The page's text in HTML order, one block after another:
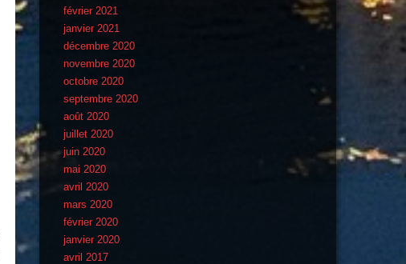
février 2021
janvier 2021
décembre 2020
novembre 2020
octobre 2020
septembre 2020
août 2020
juillet 2020
juin 2020
mai 2020
avril 2020
mars 2020
février 2020
janvier 2020
avril 2017